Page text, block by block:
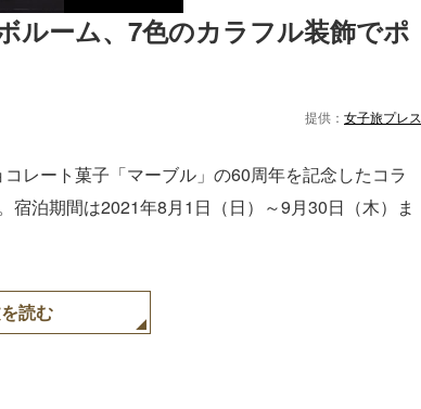
ルーム、7色のカラフル装飾でポ
提供： 女子旅プレス
レート菓子「マーブル」の60周年を記念したコラ
泊期間は2021年8月1日（日）～9月30日（木）ま
読む